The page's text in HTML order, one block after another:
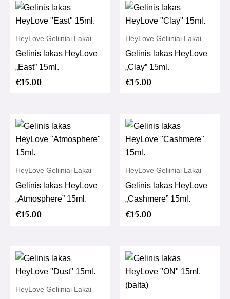
HeyLove Geliiniai Lakai
Gelinis lakas HeyLove
„East” 15ml.
€15.00
HeyLove Geliiniai Lakai
Gelinis lakas HeyLove
„Clay” 15ml.
€15.00
HeyLove Geliiniai Lakai
Gelinis lakas HeyLove
„Atmosphere” 15ml.
€15.00
HeyLove Geliiniai Lakai
Gelinis lakas HeyLove
„Cashmere” 15ml.
€15.00
HeyLove Geliiniai Lakai